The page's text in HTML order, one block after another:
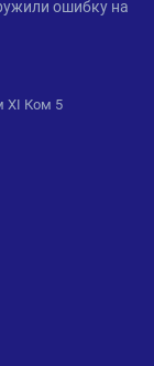
ошибку на
XI Ком 5